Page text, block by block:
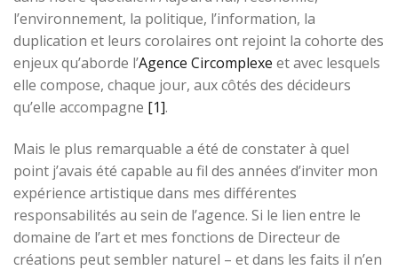
l’environnement, la politique, l’information, la
duplication et leurs corolaires ont rejoint la cohorte des
enjeux qu’aborde l’Agence Circomplexe et avec lesquels
elle compose, chaque jour, aux côtés des décideurs
qu’elle accompagne [1].
Mais le plus remarquable a été de constater à quel
point j’avais été capable au fil des années d’inviter mon
expérience artistique dans mes différentes
responsabilités au sein de l’agence. Si le lien entre le
domaine de l’art et mes fonctions de Directeur de
créations peut sembler naturel – et dans les faits il n’en